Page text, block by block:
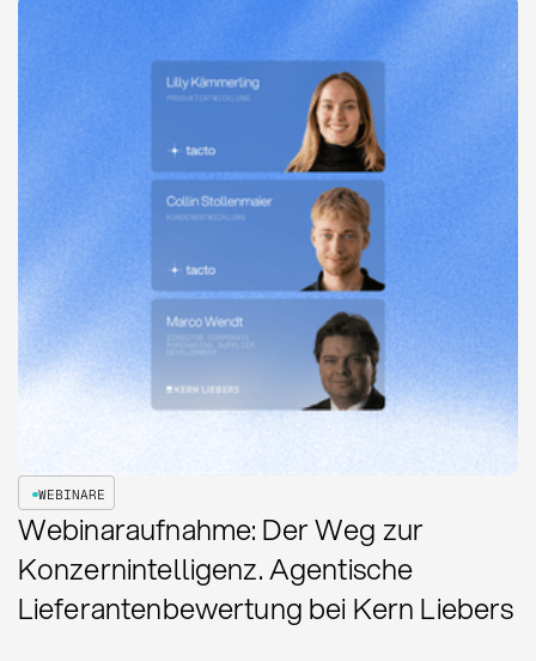
WEBINARE
Webinaraufnahme: Der Weg zur
Konzernintelligenz. Agentische
Lieferantenbewertung bei Kern Liebers